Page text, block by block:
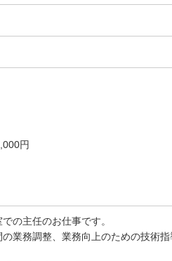
円
の主任のお仕事です。
業務調整、業務向上のための技術